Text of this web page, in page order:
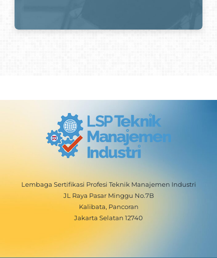
Lembaga Sertifikasi Profesi Teknik Manajemen Industri
JL Raya Pasar Minggu No.7B
Kalibata, Pancoran
Jakarta Selatan 12740